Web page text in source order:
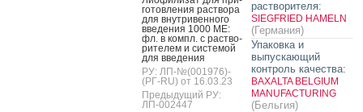
готов­ле­ния рас­тво­ра
для внут­ри­вен­но­го
вве­дения 1000 МЕ:
фл. в компл. с рас­тво­
рите­лем и сис­те­мой
для вве­дения
РУ: ЛП-№(001976)-
(РГ-RU) от 16.03.23
Предыдущий РУ:
ЛП-002447
растворителя:
SIEGFRIED HAMELN
(Германия)
Упаковка и
выпускающий
контроль качества:
BAXALTA BELGIUM
MANUFACTURING
(Бельгия)